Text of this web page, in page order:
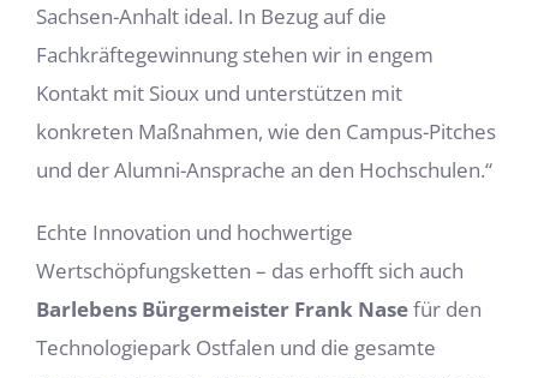
Sachsen-Anhalt ideal. In Bezug auf die
Fachkräftegewinnung stehen wir in engem
Kontakt mit Sioux und unterstützen mit
konkreten Maßnahmen, wie den Campus-Pitches
und der Alumni-Ansprache an den Hochschulen.“
Echte Innovation und hochwertige
Wertschöpfungsketten – das erhofft sich auch
Barlebens Bürgermeister Frank Nasefür den
Technologiepark Ostfalen und die gesamte